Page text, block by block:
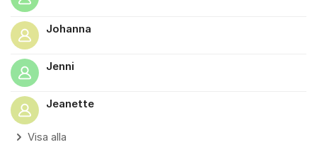
Johanna
Jenni
Jeanette
Visa alla